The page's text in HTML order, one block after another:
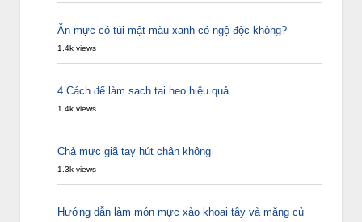
Ăn mực có túi mật màu xanh có ngộ độc không?
1.4k views
4 Cách để làm sạch tai heo hiệu quả
1.4k views
Chả mực giã tay hút chân không
1.3k views
Hướng dẫn làm món mực xào khoai tây và măng củ